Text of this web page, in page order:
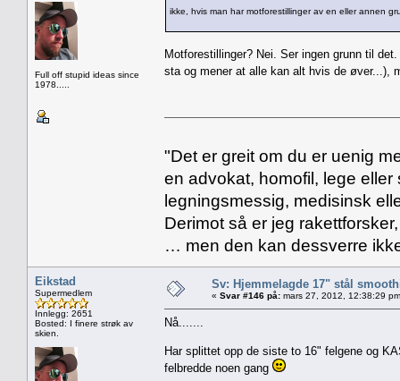
Full off stupid ideas since
1978.....
ikke, hvis man har motforestillinger av en eller annen
Motforestillinger? Nei. Ser ingen grunn til
sta og mener at alle kan alt hvis de øver...),
"Det er greit om du er uenig
en advokat, homofil, lege
legningsmessig, medisinsk
Derimot så er jeg
… men den kan dessverre
Eikstad
Supermedlem
Innlegg: 2651
Bosted: I finere strøk av
skien.
Sv: Hjemmelagde 17" stål
« Svar #146 på: mars 27, 2012, 12:38:29
Nå.......
Har splittet opp de siste to 16" felgene og
felbredde noen gang